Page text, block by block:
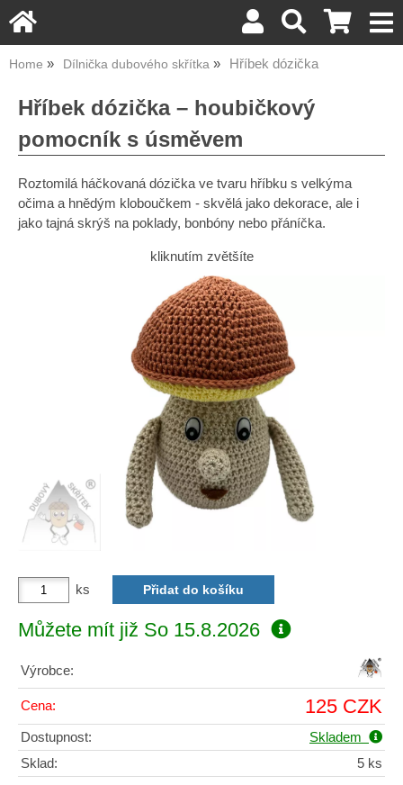
Home Dílnička dubového skřítka Hříbek dózička
Hříbek dózička – houbičkový
pomocník s úsměvem
Roztomilá háčkovaná dózička ve tvaru hříbku s velkýma
očima a hnědým kloboučkem - skvělá jako dekorace, ale i
jako tajná skrýš na poklady, bonbóny nebo přáníčka.
kliknutím zvětšíte
ks
Můžete mít již So 15.8.2026
Výrobce:
Cena: 125 CZK
Dostupnost:
Skladem
Sklad:
5 ks